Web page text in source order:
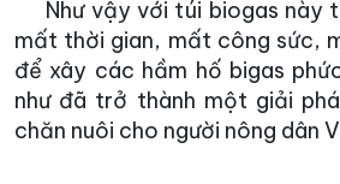
Như vậy với túi biogas này
mất thời gian, mất công sức,
để xây các hầm hố bigas
như đã trở thành một giải
chăn nuôi cho người nông dân